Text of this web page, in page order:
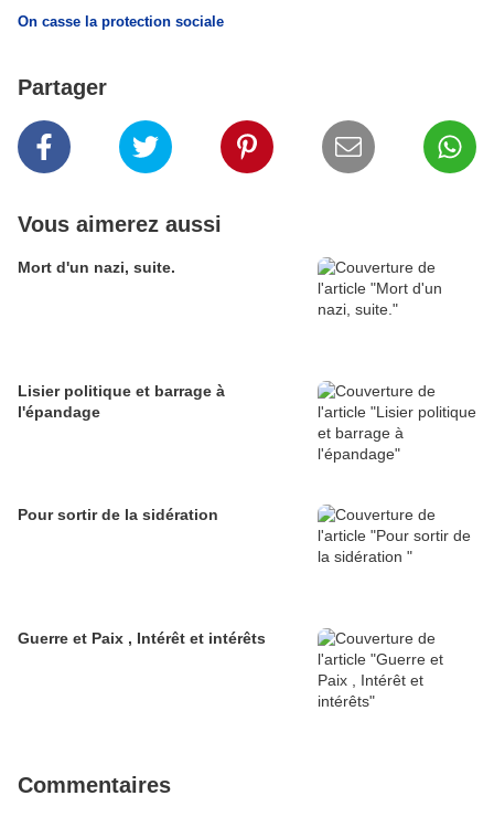
On casse la protection sociale
Partager
Vous aimerez aussi
Mort d'un nazi, suite.
Lisier politique et barrage à
l'épandage
Pour sortir de la sidération
Guerre et Paix , Intérêt et intérêts
Commentaires